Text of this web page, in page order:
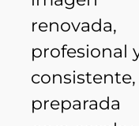
renovada,
profesional
consistente,
preparada